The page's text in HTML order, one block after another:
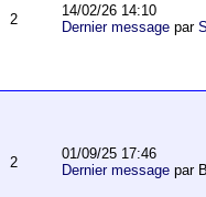
2
14/02/26 14:10
Dernier messagepar
2
01/09/25 17:46
Dernier messagepar